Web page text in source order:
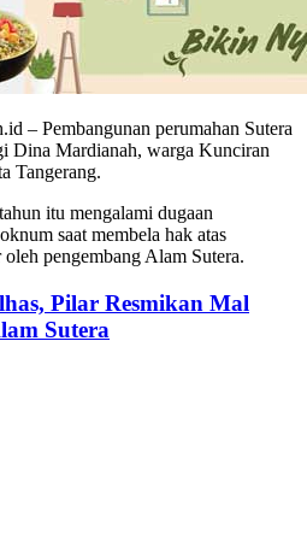
– Pembangunan perumahan Sutera
Dina Mardianah, warga Kunciran
Tangerang.
itu mengalami dugaan
saat membela hak atas
pengembang Alam Sutera.
Pilar Resmikan Mal
Sutera